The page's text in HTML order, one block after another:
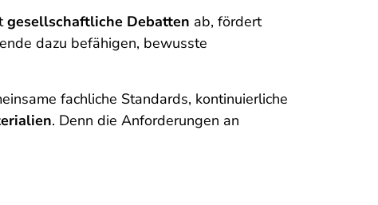
gesellschaftliche Debatten ab, fördert
dazu befähigen, bewusste
fachliche Standards, kontinuierliche
. Denn die Anforderungen an